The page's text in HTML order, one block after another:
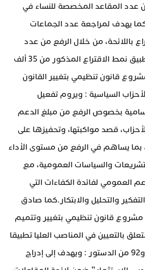
عدد المقاعد المخصصة للنساء في
يهدف لمراجعة عدد الجماعات
باللائحة، من خلال الرفع من عدد
السكان المطلوب لتطبيق نمط الاقتراع المذكور من 35 ألف
مشروع قانون تنظيمي بتغيير القانون
السياسية : ويروم تفعيل
بخصوص الرفع من مبلغ الدعم
قصد مواكبتها، وتحفيزها على
بما يساهم في الرفع من مستوى الأداء
والسياسات العمومية، مع
لفائدة الكفاءات التي
والتحليل والابتكار.كما صادق
مشروع قانون تنظيمي بتغيير وتتميم
بالتعيين في المناصب العليا تطبيقا
لأحكام الفصلين 49 و92 من الدستور : ويهدف إلى إدراج